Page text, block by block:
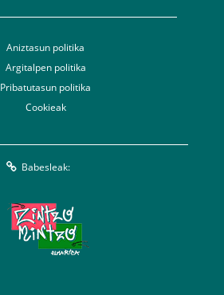
Aniztasun politika
Argitalpen politika
Pribatutasun politika
Cookieak
Babesleak: